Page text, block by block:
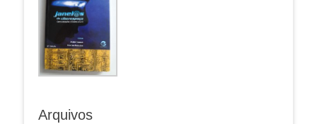
Arquivos